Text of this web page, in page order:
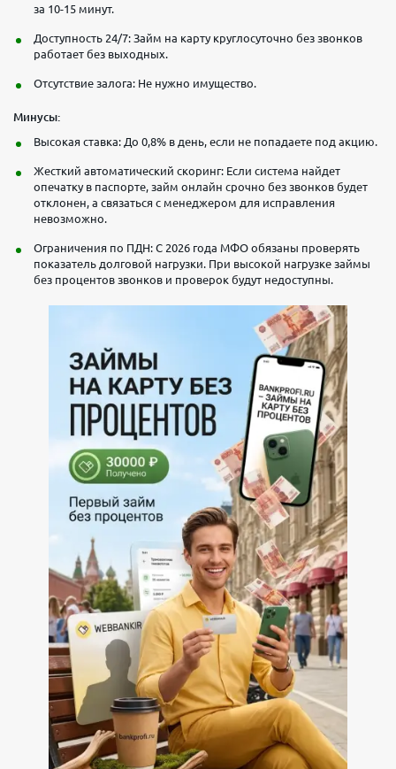
за 10-15 минут.
Доступность 24/7: Займ на карту круглосуточно без звонков
работает без выходных.
Отсутствие залога: Не нужно имущество.
Минусы:
Высокая ставка: До 0,8% в день, если не попадаете под акцию.
Жесткий автоматический скоринг: Если система найдет
опечатку в паспорте, займ онлайн срочно без звонков будет
отклонен, а связаться с менеджером для исправления
невозможно.
Ограничения по ПДН: С 2026 года МФО обязаны проверять
показатель долговой нагрузки. При высокой нагрузке займы
без процентов звонков и проверок будут недоступны.